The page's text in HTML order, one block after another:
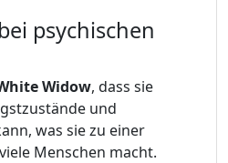
psychischen
Widow, dass sie
und
was sie zu einer
Menschen macht.